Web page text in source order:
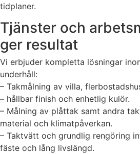
tidplaner.
Tjänster och
ger resultat
Vi erbjuder kompletta lösningar
underhåll:
– Takmålning av villa,
– hållbar finish och enhetlig kulör.
– Målning av plåttak samt andra
material och klimatpåverkan.
– Taktvätt och grundlig rengöring
fäste och lång livslängd.